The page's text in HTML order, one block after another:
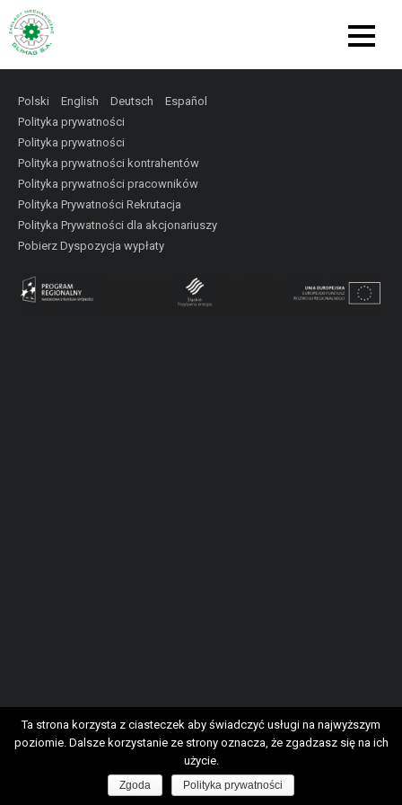
Polski English Deutsch
Español
Polityka prywatności
Polityka prywatności
Polityka prywatności kontrahentów
Polityka prywatności pracowników
Polityka Prywatności Rekrutacja
Polityka Prywatności dla akcjonariuszy
Pobierz Dyspozycja wypłaty
Ta strona korzysta z ciasteczek aby świadczyć usługi na najwyższym
poziomie. Dalsze korzystanie ze strony oznacza, że zgadzasz się na ich
użycie.
Zgoda Polityka prywatności
Serwis wykorzystuje pliki cookies. Korzystając ze
strony wyrażasz zgodę na wykorzystywanie plików
dowiedz się więcej.